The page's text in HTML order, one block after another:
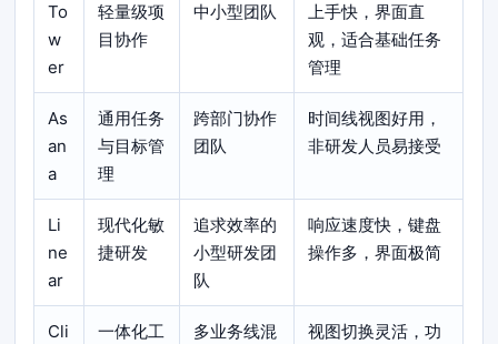
To
w
er
轻量级项
目协作
中小型团队
上手快，界面直
观，适合基础任务
管理
As
an
a
通用任务
与目标管
理
跨部门协作
团队
时间线视图好用，
非研发人员易接受
Li
ne
ar
现代化敏
捷研发
追求效率的
小型研发团
队
响应速度快，键盘
操作多，界面极简
Cli
一体化工
多业务线混
视图切换灵活，功